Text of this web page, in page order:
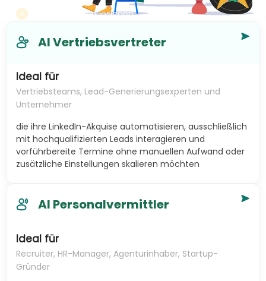
In 30 Sekunden loslegen
AI Vertriebsvertreter
Ideal für
Vertriebsteams, Lead-Generierungsexperten und
Unternehmer
die ihre LinkedIn-Akquise automatisieren, ausschließlich
mit hochqualifizierten Leads interagieren und
vorführbereite Termine ohne manuellen Aufwand oder
zusätzliche Einstellungen skalieren möchten
AI Personalvermittler
Ideal für
Recruiter, HR-Manager, Agenturinhaber, Startup-
Gründer